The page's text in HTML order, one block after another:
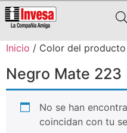
Inicio / Color del
Negro Mate 223
No se han
coincidan con tu